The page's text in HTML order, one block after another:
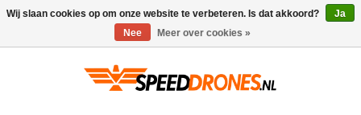
Wij slaan cookies op om onze website te verbeteren. Is dat akkoord?
Ja
Nee
Meer over cookies »